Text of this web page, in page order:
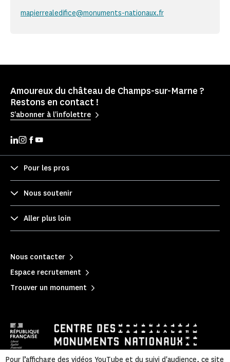
mapierrealedifice@monuments-nationaux.fr
Amoureux du château de Champs-sur-Marne ?
Restons en contact !
S'abonner à l'infolettre
Pour les pros
Nous soutenir
Aller plus loin
Nous contacter
Espace recrutement
Trouver un monument
Pour l’affichage des vidéos YouTube et du suivi d'audience, ce site